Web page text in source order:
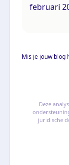
februari
Mis je jouw blog
Deze
juridische